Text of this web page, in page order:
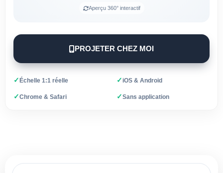
Aperçu 360° interactif
PROJETER CHEZ MOI
✓Échelle 1:1 réelle ✓iOS & Android
✓Chrome & Safari ✓Sans application